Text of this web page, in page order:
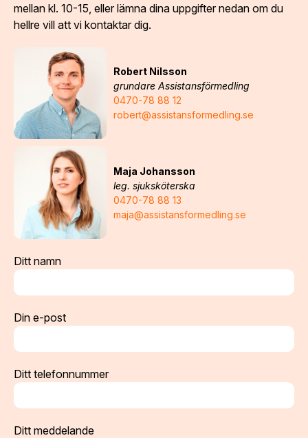
mellan kl. 10-15, eller lämna dina uppgifter nedan om du
hellre vill att vi kontaktar dig.
Robert Nilsson
grundare Assistansförmedling
0470-78 88 12
robert@assistansformedling.se
Maja Johansson
leg. sjuksköterska
0470-78 88 13
maja@assistansformedling.se
Ditt namn
Din e-post
Ditt telefonnummer
Ditt meddelande